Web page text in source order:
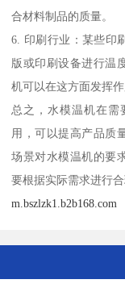
合材料制品的质量。
6. 印刷行业：某些印
版或印刷设备进行温
机可以在这方面发挥作
总之，水模温机在需
用，可以提高产品质
场景对水模温机的要
要根据实际需求进行合
m.bszlzk1.b2b168.com